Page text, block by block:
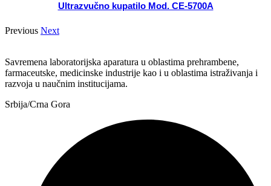
Ultrazvučno kupatilo Mod. CE-5700A
Previous Next
Savremena laboratorijska aparatura u oblastima prehrambene,
farmaceutske, medicinske industrije kao i u oblastima istraživanja i
razvoja u naučnim institucijama.
Srbija/Crna Gora